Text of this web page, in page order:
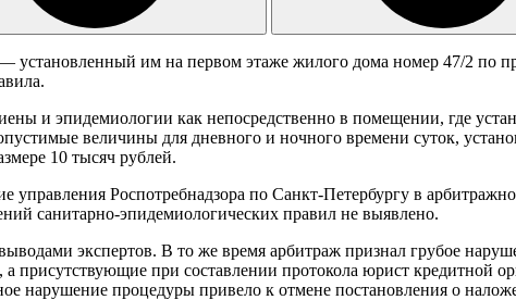
им на первом этаже жилого дома номер 47/2 по
и эпидемиологии как непосредственно в помещении, где
величины для дневного и ночного времени суток,
10 тысяч рублей.
Роспотребнадзора по Санкт-Петербургу в
санитарно-эпидемиологических правил не выявлено.
экспертов. В то же время арбитраж признал грубое
а присутствующие при составлении протокола юрист кредитной
нарушение процедуры привело к отмене постановления о